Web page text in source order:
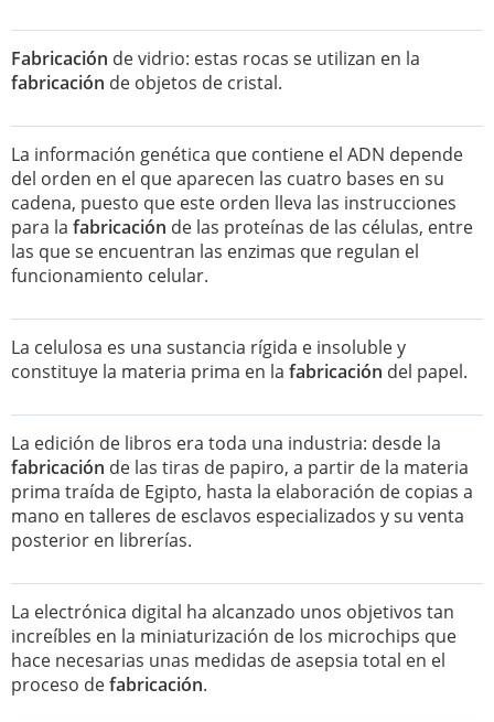
Fabricación de vidrio: estas rocas se utilizan en la
fabricación de objetos de cristal.
La información genética que contiene el ADN depende
del orden en el que aparecen las cuatro bases en su
cadena, puesto que este orden lleva las instrucciones
para la fabricación de las proteínas de las células, entre
las que se encuentran las enzimas que regulan el
funcionamiento celular.
La celulosa es una sustancia rígida e insoluble y
constituye la materia prima en la fabricación del papel.
La edición de libros era toda una industria: desde la
fabricación de las tiras de papiro, a partir de la materia
prima traída de Egipto, hasta la elaboración de copias a
mano en talleres de esclavos especializados y su venta
posterior en librerías.
La electrónica digital ha alcanzado unos objetivos tan
increíbles en la miniaturización de los microchips que
hace necesarias unas medidas de asepsia total en el
proceso defabricación.